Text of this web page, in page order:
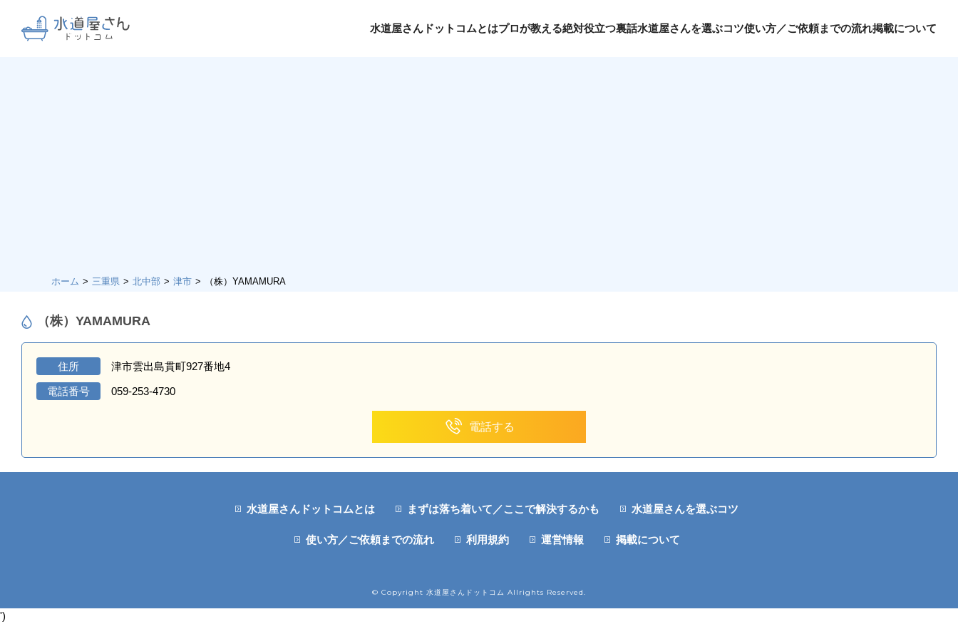
水道屋さんドットコムとはプロが教える絶対役立つ裏話水道屋さんを選ぶコツ使い方／ご依頼までの流れ掲載について
ホーム 三重県 北中部 津市 （株）YAMAMURA
（株）YAMAMURA
住所 津市雲出島貫町927番地4
電話番号 059-253-4730
電話する
水道屋さんドットコムとは まずは落ち着いて／ここで解決するかも 水道屋さんを選ぶコツ
使い方／ご依頼までの流れ 利用規約 運営情報 掲載について
© Copyright 水道屋さんドットコム Allrights Reserved.
')